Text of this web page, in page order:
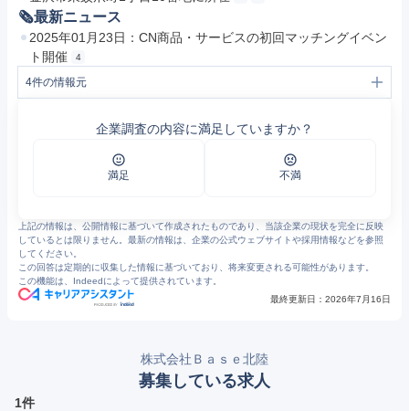
🗞最新ニュース
2025年01月23日：CN商品・サービスの初回マッチングイベン
ト開催
4
4件の情報元
株式会社Ｂａｓｅ北陸(法人番号：4220001025516)の法人情報｜GVA 法人検索
企業調査の内容に満足していますか？
満足 不満
上記の情報は、公開情報に基づいて作成されたものであり、当該企業の現状を完全に反映
しているとは限りません。最新の情報は、企業の公式ウェブサイトや採用情報などを参照
してください。
この回答は定期的に収集した情報に基づいており、将来変更される可能性があります。
この機能は、Indeedによって提供されています。
最終更新日： 2026年7月16日
株式会社Ｂａｓｅ北陸
募集している求人
1件